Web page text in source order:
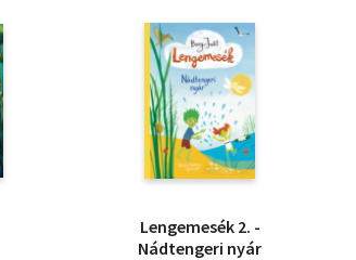
Lengemesék 2. -
Nádtengeri nyár